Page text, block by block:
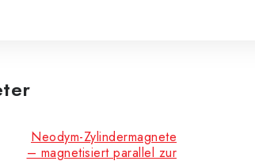
Neodym-Zylindermagnete
– magnetisiert parallel zur